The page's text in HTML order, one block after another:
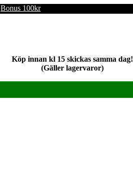
Bonus 100kr
Köp innan kl 15 skickas samma dag!
(Gäller lagervaror)